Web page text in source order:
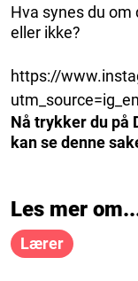
Hva synes du om
eller ikke?
https://
Nå trykker du på
kan se denne
Les mer
Lærer